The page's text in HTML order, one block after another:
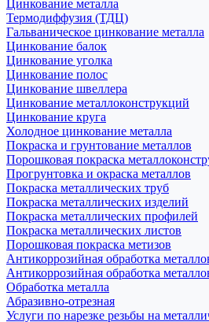
Цинкование металла
Термодиффузия (ТДЦ)
Гальваническое цинкование металла
Цинкование балок
Цинкование уголка
Цинкование полос
Цинкование швеллера
Цинкование металлоконструкций
Цинкование круга
Холодное цинкование металла
Покраска и грунтование металлов
Порошковая покраска
Прогрунтовка и окраска металлов
Покраска металлических труб
Покраска металлических изделий
Покраска металлических профилей
Покраска металлических листов
Порошковая покраска метизов
Антикоррозийная обработка
Антикоррозийная обработка
Обработка металла
Абразивно-отрезная
Услуги по нарезке резьбы на